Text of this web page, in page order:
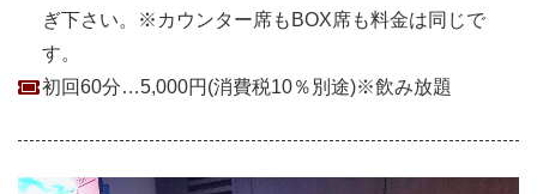
ぎ下さい。※カウンター席もBOX席も料金は同じで
す。
初回60分…5,000円(消費税10％別途)※飲み放題